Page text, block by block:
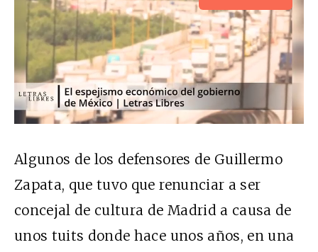
Algunos de los defensores de Guillermo
Zapata, que tuvo que renunciar a ser
concejal de cultura de Madrid a causa de
unos tuits donde hace unos años, en una